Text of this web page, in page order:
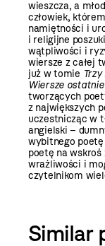
wieszcza, a
człowiek,
namiętności i
i religijne
wątpliwości i
wiersze z całej
już w tomie
Wiersze ostatnie
tworzących
z największych
uczestnicząc w
angielski –
wybitnego poetę
poetę na wskroś
wrażliwości i
czytelnikom
Similar